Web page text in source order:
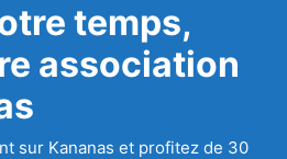
temps,
association
sur Kananas et profitez de 30